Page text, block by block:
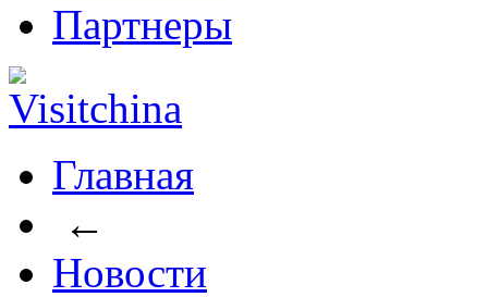
Партнеры
Главная
←
Новости